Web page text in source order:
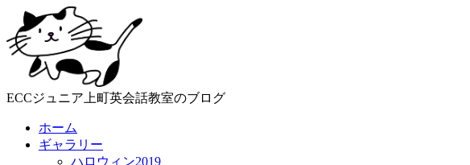
ECCジュニア上町英会話教室のブログ
ホーム
ギャラリー
ハロウィン2019